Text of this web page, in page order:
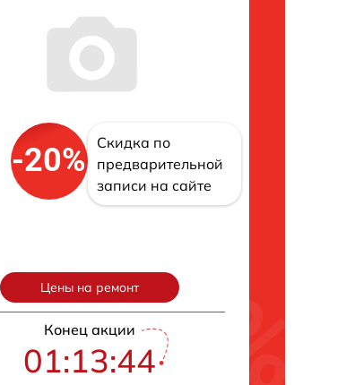
-20%
Скидка по
предварительной
записи на сайте
Цены на ремонт
Конец акции
01:13:43